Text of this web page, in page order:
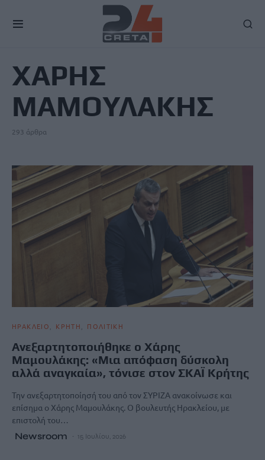
ΧΑΡΗΣ
ΜΑΜΟΥΛΑΚΗΣ
293 άρθρα
ΗΡΑΚΛΕΙΟ ΚΡΗΤΗ ΠΟΛΙΤΙΚΗ
Ανεξαρτητοποιήθηκε ο Χάρης
Μαμουλάκης: «Μια απόφαση δύσκολη
αλλά αναγκαία», τόνισε στον ΣΚΑΪ Κρήτης
Την ανεξαρτητοποίησή του από τον ΣΥΡΙΖΑ ανακοίνωσε και
επίσημα ο Χάρης Μαμουλάκης. Ο βουλευτής Ηρακλείου, με
επιστολή του…
Newsroom 15 Ιουλίου, 2026